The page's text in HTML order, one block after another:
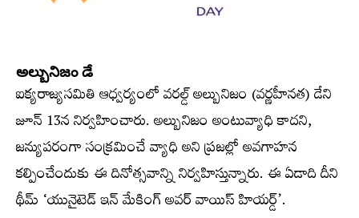
అల్బునిజం డే
ఐక్యరాజ్యసమితి ఆధ్వర్యంలో వరల్డ్​‍ అల్బునిజం (వర్ణహీనత) డేని
జూన్‌ 13న నిర్వహించారు. అల్బునిజం అంటువ్యాధి కాదని,
జన్యుపరంగా సంక్రమించే వ్యాధి అని ప్రజల్లో అవగాహన
కల్పించేందుకు ఈ దినోత్సవాన్ని నిర్వహిస్తున్నారు. ఈ ఏడాది దీని
థీమ్‌ ‘యునైటెడ్‌ ఇన్‌ మేకింగ్‌ అవర్‌ వాయిస్ హియర్డ్’.